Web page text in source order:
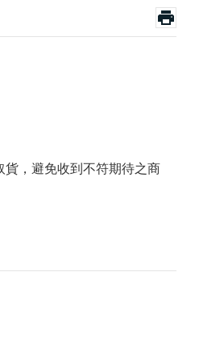
，避免收到不符期待之商